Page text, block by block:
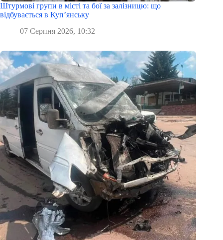
Штурмові групи в місті та бої за залізницю: що
відбувається в Куп’янську
07 Серпня 2026, 10:32